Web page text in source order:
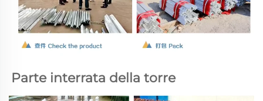
Parte interrata della torre